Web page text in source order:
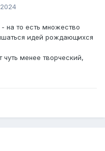
на то есть множество
идей рождающихся
менее творческий,